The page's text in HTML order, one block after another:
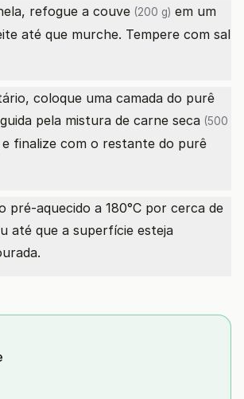
refogue a couve (200 g) em um
até que murche. Tempere com sal
coloque uma camada do purê
pela mistura de carne seca (500
e finalize com o restante do purê
pré-aquecido a 180°C por cerca de
até que a superfície esteja